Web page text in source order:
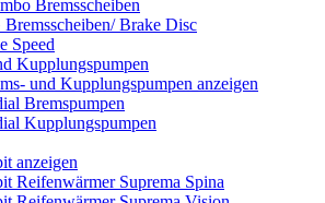
Bremsscheiben
Brake Disc
Speed
Kupplungspumpen
und Kupplungspumpen anzeigen
Bremspumpen
Kupplungspumpen
anzeigen
Reifenwärmer Suprema Spina